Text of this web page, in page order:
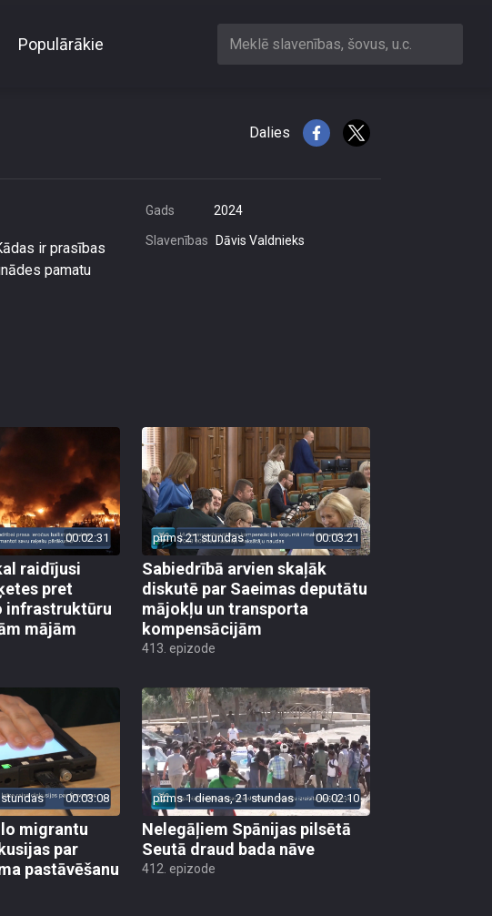
Populārākie Meklē slavenības, šovus, u.c.
Dalies
ir prasības
pamatu
Gads 2024
Slavenības Dāvis Valdnieks
00:02:31
raidījusi
pret
infrastruktūru
mājām
pirms 21 stundas 00:03:21
Sabiedrībā arvien skaļāk
diskutē par Saeimas deputātu
mājokļu un transporta
kompensācijām
413. epizode
00:03:08
migrantu
par
pastāvēšanu
pirms 1 dienas, 21 stundas 00:02:10
Nelegāļiem Spānijas pilsētā
Seutā draud bada nāve
412. epizode